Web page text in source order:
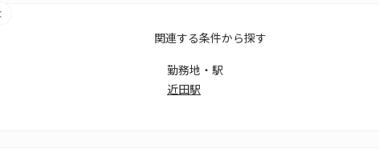
関連する条件から探す
勤務地・駅
近田駅